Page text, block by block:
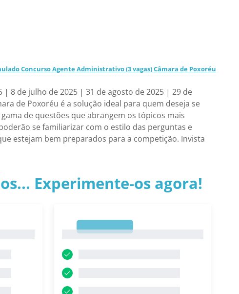
Concurso Agente Administrativo (3 vagas) Câmara de Poxoréu
| 8 de julho de 2025 | 31 de agosto de 2025 | 29 de
de Poxoréu é a solução ideal para quem deseja se
de questões que abrangem os tópicos mais
se familiarizar com o estilo das perguntas e
estejam bem preparados para a competição. Invista
Experimente-os agora!